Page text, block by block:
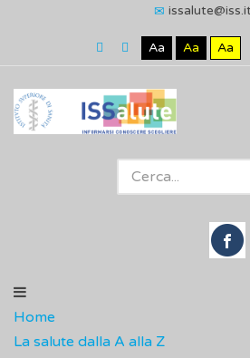
issalute@iss.it
Aa Aa Aa
Home
La salute dalla A alla Z